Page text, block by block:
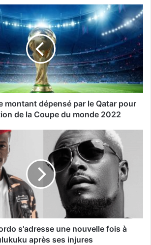
montant dépensé par le Qatar pour
de la Coupe du monde 2022
s'adresse une nouvelle fois à
après ses injures